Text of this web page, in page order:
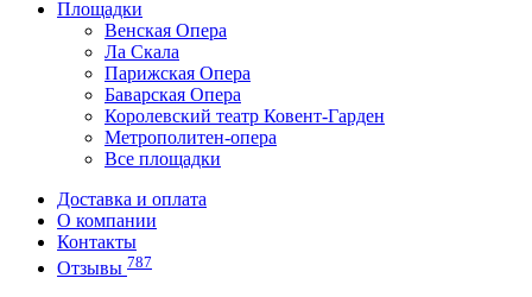
Площадки
Венская Опера
Ла Скала
Парижская Опера
Баварская Опера
Королевский театр Ковент-Гарден
Метрополитен-опера
Все площадки
Доставка и оплата
О компании
Контакты
Отзывы 787